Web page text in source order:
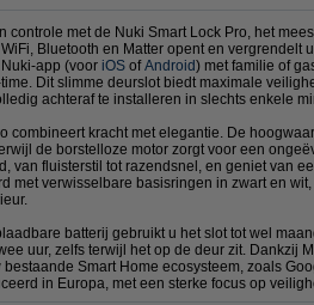
controle met de Nuki Smart Lock Pro, het
Bluetooth en Matter opent en vergrendelt
app (voor iOS ofAndroid) met familie of
Dit slimme deurslot biedt maximale
achteraf te installeren in slechts enkele
combineert kracht met elegantie. De
de borstelloze motor zorgt voor een
van fluisterstil tot razendsnel, en geniet van
met verwisselbare basisringen in zwart en
batterij gebruikt u het slot tot wel
uur, zelfs terwijl het op de deur zit. Dankzij
bestaande Smart Home ecosysteem, zoals
in Europa, met een sterke focus op